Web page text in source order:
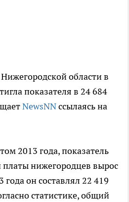
области в
показателя в 24 684
NewsNNссылаясь на
2013 года, показатель
платы нижегородцев вырос
года он составлял 22 419
статистике, общий